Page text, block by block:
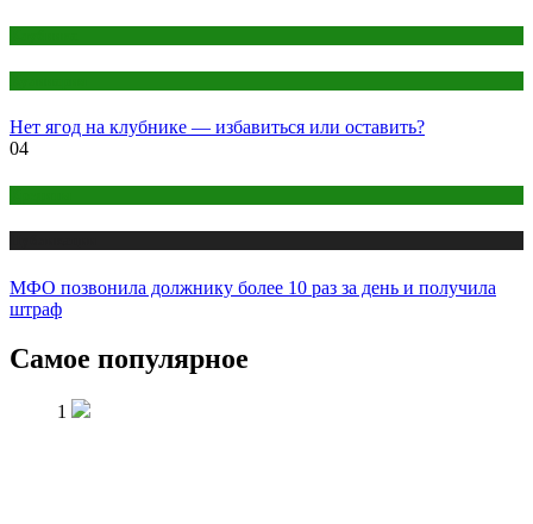
Нет ягод на клубнике — избавиться или оставить?
04
МФО позвонила должнику более 10 раз за день и получила
штраф
Самое популярное
1